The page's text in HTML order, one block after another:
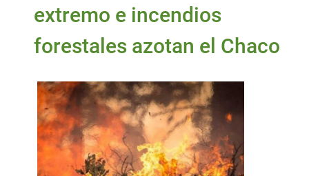
extremo e incendios
forestales azotan el Chaco